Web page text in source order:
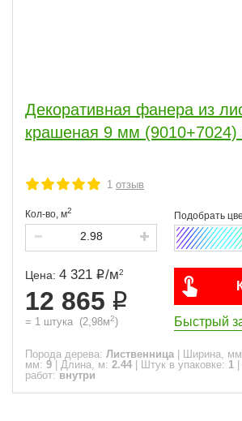
Декоративная фанера из
крашеная 9 мм (9010+7024)
1 отзыв
Кол-во, м2
Цена: 4 321 /м2
12 865
= 1 штука (2,98м2) Быстрый
Порода дерева: Лиственница Ширина,
мм: 9 Длина, м: 2.44 Штук в упаковке: 1
работ: внутри